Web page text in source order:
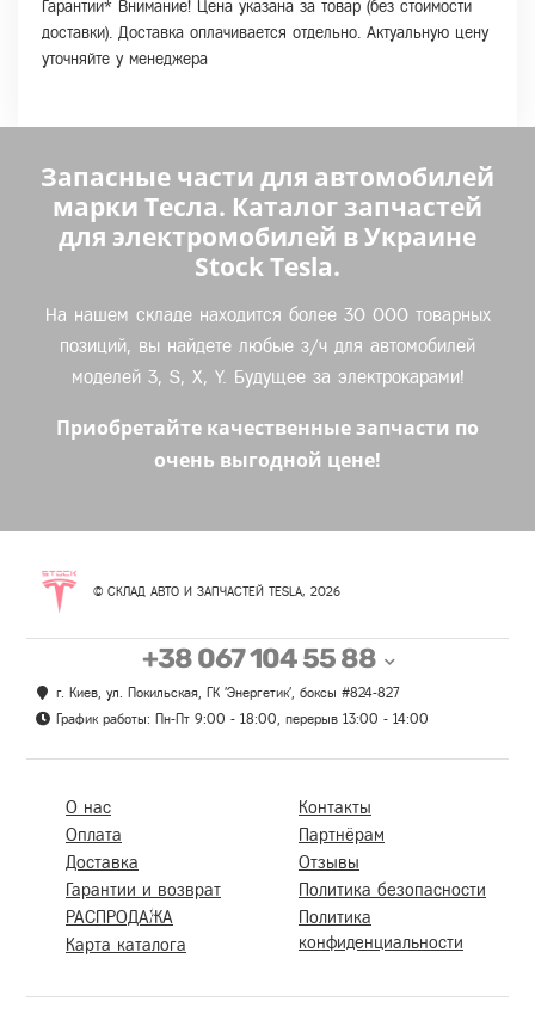
Гарантии* Внимание! Цена указана за товар (без стоимости
доставки). Доставка оплачивается отдельно. Актуальную цену
уточняйте у менеджера
Запасные части для автомобилей
марки Тесла. Каталог запчастей
для электромобилей в Украине
Stock Tesla.
На нашем складе находится более 30 000 товарных
позиций, вы найдете любые з/ч для автомобилей
моделей 3, S, X, Y. Будущее за электрокарами!
Приобретайте качественные запчасти по
очень выгодной цене!
© СКЛАД АВТО И ЗАПЧАСТЕЙ TESLA, 2026
+38 067 104 55 88
г. Киев, ул. Покильская, ГК 'Энергетик', боксы #824-827
График работы: Пн-Пт 9:00 - 18:00, перерыв 13:00 - 14:00
О нас
Оплата
Доставка
Гарантии и возврат
РАСПРОДАЖА
Карта каталога
Контакты
Партнёрам
Отзывы
Политика безопасности
Политика
конфиденциальности